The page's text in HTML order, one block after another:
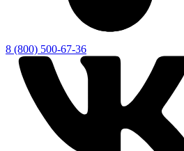
8 (800) 500-67-36